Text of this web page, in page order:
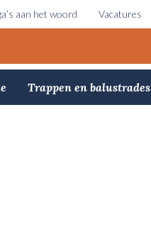
aan het woord Vacatures
Trappen en balustrades